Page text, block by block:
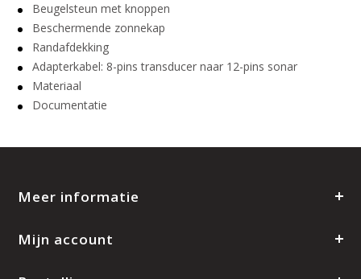
Beugelsteun met knoppen
Beschermende zonnekap
Randafdekking
Adapterkabel: 8-pins transducer naar 12-pins sonar
Materiaal
Documentatie
Meer informatie
Mijn account